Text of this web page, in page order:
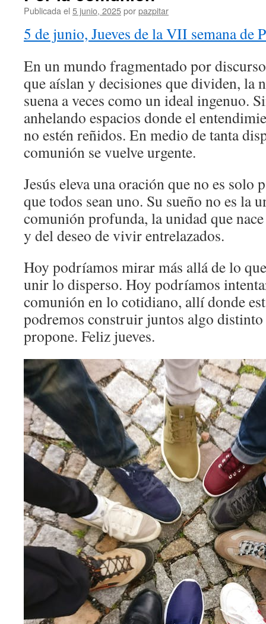
Publicada el 5 junio, 2025porpazpitar
5 de junio, Jueves de la VII semana de
En un mundo fragmentado por
que aíslan y decisiones que dividen, la
suena a veces como un ideal ingenuo.
anhelando espacios donde el
no estén reñidos. En medio de tanta
comunión se vuelve urgente.
Jesús eleva una oración que no es solo
que todos sean uno. Su sueño no es la
comunión profunda, la unidad que
y del deseo de vivir entrelazados.
Hoy podríamos mirar más allá de lo
unir lo disperso. Hoy podríamos
comunión en lo cotidiano, allí donde
podremos construir juntos algo
propone. Feliz jueves.